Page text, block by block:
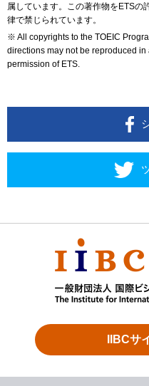
属しています。この著作物をETSの
律で禁じられています。
All copyrights to the TOEIC
directions may not be reproduced
permission of ETS.
IIBCサ